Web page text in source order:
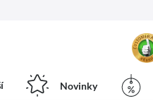
Novinky